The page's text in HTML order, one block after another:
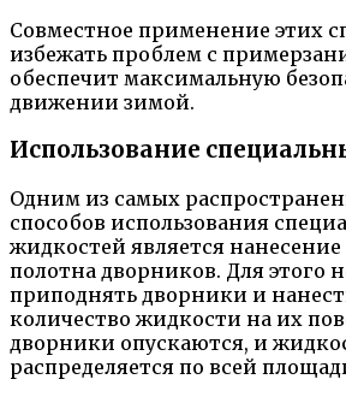
Совместное применение этих
избежать проблем с
обеспечит максимальную
движении зимой.
Использование
Одним из самых
способов использования
жидкостей является
полотна дворников. Для этого
приподнять дворники и
количество жидкости на их
дворники опускаются, и
распределяется по всей